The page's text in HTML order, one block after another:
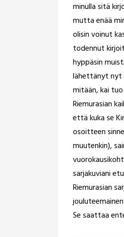
minulla sitä
mutta enää
olisin voinut
todennut
hyppäsin
lähettänyt nyt
mitään, kai tuo
Riemurasian
että kuka se
osoitteen
muutenkin),
sarjakuviani
Riemurasian
Se saattaa